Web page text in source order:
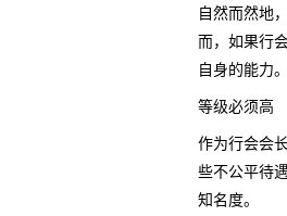
自然而然地
而，如果行
自身的能力。
等级必须高
作为行会会
些不公平待
知名度。